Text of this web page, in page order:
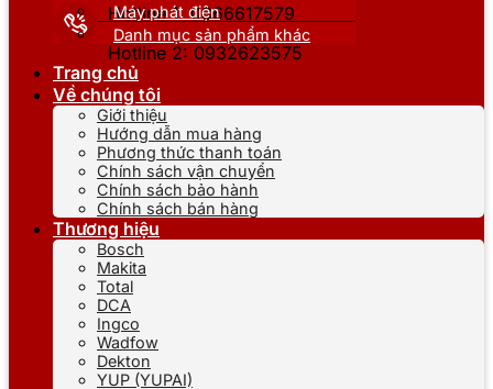
Hotline 1: 0866617579
Hotline 2: 0932623575
Máy phát điện
Danh mục sản phẩm khác
Trang chủ
Về chúng tôi
Giới thiệu
Hướng dẫn mua hàng
Phương thức thanh toán
Chính sách vận chuyển
Chính sách bảo hành
Chính sách bán hàng
Thương hiệu
Bosch
Makita
Total
DCA
Ingco
Wadfow
Dekton
YUP (YUPAI)